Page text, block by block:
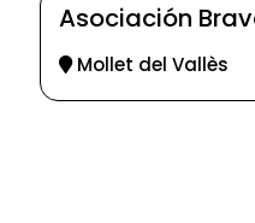
Asociación
Mollet del Vallès